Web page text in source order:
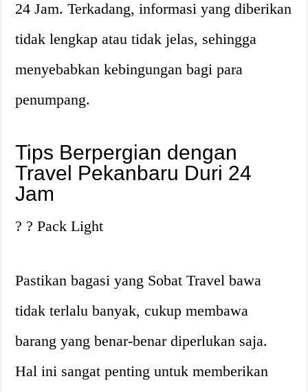
24 Jam. Terkadang, informasi yang diberikan
tidak lengkap atau tidak jelas, sehingga
menyebabkan kebingungan bagi para
penumpang.
Tips Berpergian dengan
Travel Pekanbaru Duri 24
Jam
? ? Pack Light
Pastikan bagasi yang Sobat Travel bawa
tidak terlalu banyak, cukup membawa
barang yang benar-benar diperlukan saja.
Hal ini sangat penting untuk memberikan